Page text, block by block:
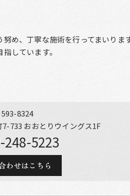
め、丁寧な施術を行ってまいりま
しています。
593-8324
733 おおとりウイングス1F
248-5223
わせはこちら